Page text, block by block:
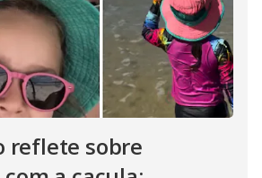
reflete sobre